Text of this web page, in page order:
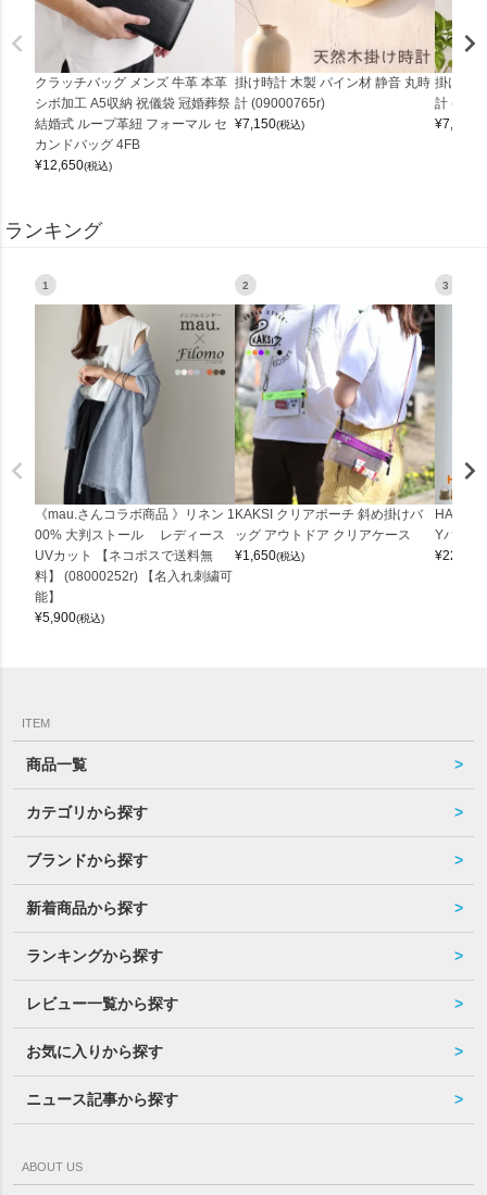
クラッチバッグ メンズ 牛革 本革
シボ加工 A5収納 祝儀袋 冠婚葬祭
結婚式 ループ革紐 フォーマル セ
カンドバッグ 4FB
¥12,650(税込)
掛け時計 木製 パイン材 静音 丸時
計 (09000765r)
¥7,150(税込)
掛け時
計
¥7,150
ランキング
1
《mau.さんコラボ商品 》リネン 1
00% 大判ストール レディース
UVカット 【ネコポスで送料無
料】 (08000252r) 【名入れ刺繍可
能】
¥5,900(税込)
2
KAKSI クリアポーチ 斜め掛けバ
ッグ アウトドア クリアケース
¥1,650(税込)
3
Yバッグ
¥22,000
ITEM
商品一覧
カテゴリから探す
ブランドから探す
新着商品から探す
ランキングから探す
レビュー一覧から探す
お気に入りから探す
ニュース記事から探す
ABOUT US